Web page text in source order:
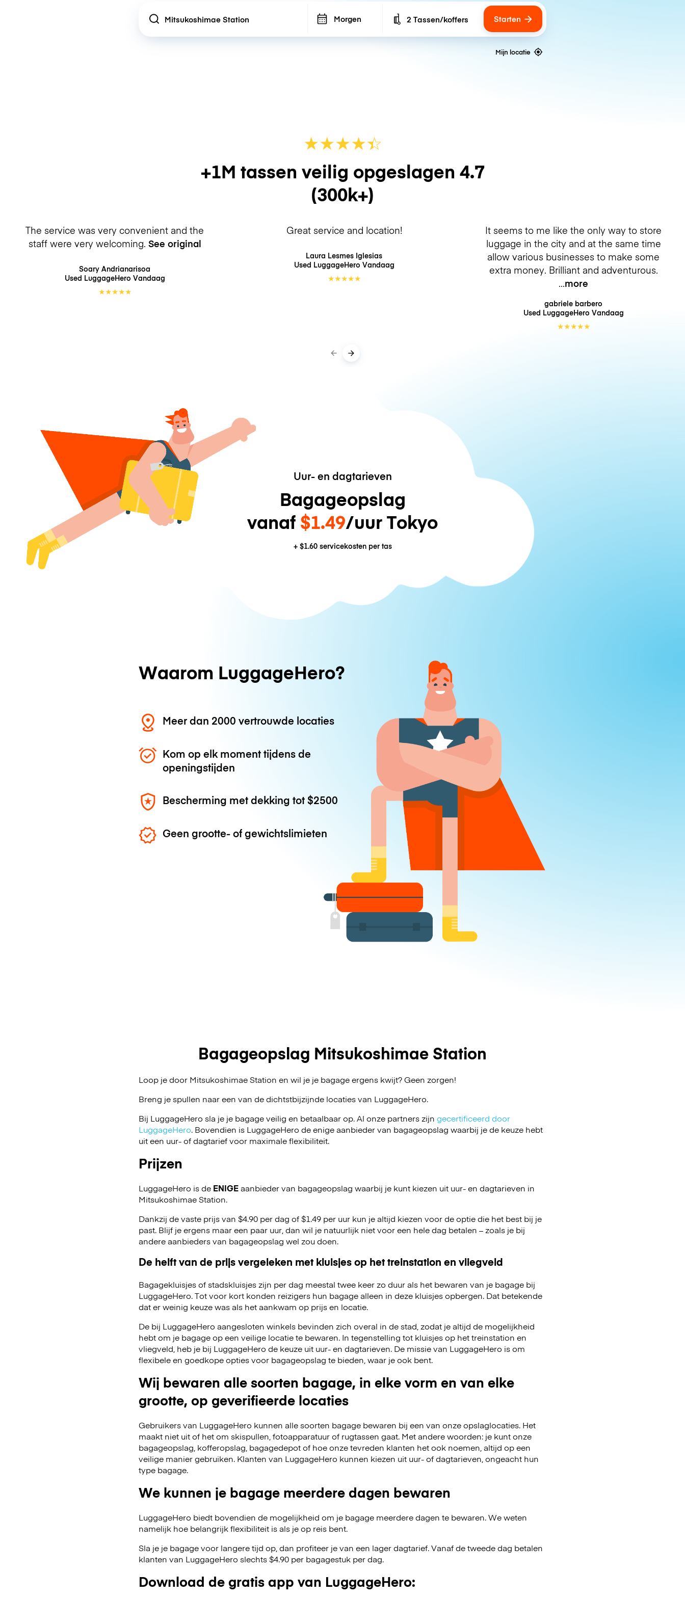
Location Morgen Number of bags
2 Tassen/koffers Starten
Mijn locatie
★★★★☆
★
+1M tassen veilig opgeslagen 4.7
(300k+)
The service was very convenient and the
staff were very welcoming. See original
Soary Andrianarisoa
Used LuggageHero Vandaag
★★★★★
Great service and location!
Laura Lesmes Iglesias
Used LuggageHero Vandaag
★★★★★
It seems to me like the only way to store
luggage in the city and at the same time
allow various businesses to make some
extra money. Brilliant and adventurous.
more
gabriele barbero
Used LuggageHero Vandaag
★★★★★
Uur- en dagtarieven
Bagageopslag
vanaf $1.49/uur Tokyo
+ $1.60servicekosten per tas
Waarom LuggageHero?
Meer dan 2000 vertrouwde locaties
Kom op elk moment tijdens de
openingstijden
Bescherming met dekking tot$2500
Geen grootte- of gewichtslimieten
Bagageopslag Mitsukoshimae Station
Loop je door Mitsukoshimae Station en wil je je bagage ergens kwijt? Geen zorgen!
Breng je spullen naar een van de dichtstbijzijnde locaties van LuggageHero.
Bij LuggageHero sla je je bagage veilig en betaalbaar op. Al onze partners zijn gecertificeerd door
LuggageHero. Bovendien is LuggageHero de enige aanbieder van bagageopslag waarbij je de keuze hebt
uit een uur- of dagtarief voor maximale flexibiliteit.
Prijzen
LuggageHero is de ENIGEaanbieder van bagageopslag waarbij je kunt kiezen uit uur- en dagtarieven in
Mitsukoshimae Station.
Dankzij de vaste prijs van $4.90 per dag of $1.49 per uur kun je altijd kiezen voor de optie die het best bij je
past. Blijf je ergens maar een paar uur, dan wil je natuurlijk niet voor een hele dag betalen – zoals je bij
andere aanbieders van bagageopslag wel zou doen.
De helft van de prijs vergeleken met kluisjes op het treinstation en vliegveld
Bagagekluisjes of stadskluisjes zijn per dag meestal twee keer zo duur als het bewaren van je bagage bij
LuggageHero. Tot voor kort konden reizigers hun bagage alleen in deze kluisjes opbergen. Dat betekende
dat er weinig keuze was als het aankwam op prijs en locatie.
De bij LuggageHero aangesloten winkels bevinden zich overal in de stad, zodat je altijd de mogelijkheid
hebt om je bagage op een veilige locatie te bewaren. In tegenstelling tot kluisjes op het treinstation en
vliegveld, heb je bij LuggageHero de keuze uit uur- en dagtarieven. De missie van LuggageHero is om
flexibele en goedkope opties voor bagageopslag te bieden, waar je ook bent.
Wij bewaren alle soorten bagage, in elke vorm en van elke
grootte, op geverifieerde locaties
Gebruikers van LuggageHero kunnen alle soorten bagage bewaren bij een van onze opslaglocaties. Het
maakt niet uit of het om skispullen, fotoapparatuur of rugtassen gaat. Met andere woorden: je kunt onze
bagageopslag, kofferopslag, bagagedepot of hoe onze tevreden klanten het ook noemen, altijd op een
veilige manier gebruiken. Klanten van LuggageHero kunnen kiezen uit uur- of dagtarieven, ongeacht hun
type bagage.
We kunnen je bagage meerdere dagen bewaren
LuggageHero biedt bovendien de mogelijkheid om je bagage meerdere dagen te bewaren. We weten
namelijk hoe belangrijk flexibiliteit is als je op reis bent.
Sla je je bagage voor langere tijd op, dan profiteer je van een lager dagtarief. Vanaf de tweede dag betalen
klanten van LuggageHero slechts $4.90 per bagagestuk per dag.
Download de gratis app van LuggageHero: